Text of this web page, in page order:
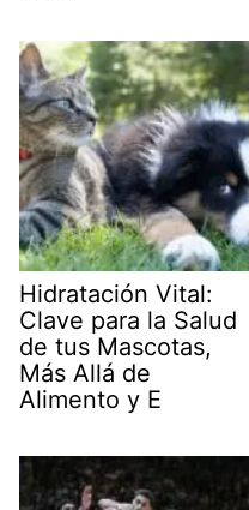
Hidratación Vital:
Clave para la Salud
de tus Mascotas,
Más Allá de
Alimento y E